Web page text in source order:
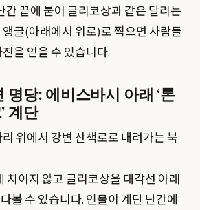
간 끝에 붙어 글리코상과 같은 달리는
글(아래에서 위로)로 찍으면 사람들
을 얻을 수 있습니다.
당: 에비스바시 아래 ‘톤
계단
위에서 강변 산책로로 내려가는 북
치이지 않고 글리코상을 대각선 아래
볼 수 있습니다. 인물이 계단 난간에